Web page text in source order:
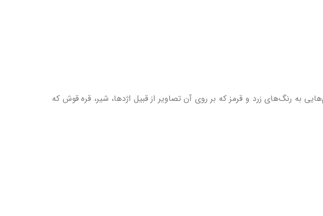
به رنگ‌های زرد و قرمز که بر روی آن تصاویر از قبیل اژدها، شیر، قره ‌قوش که